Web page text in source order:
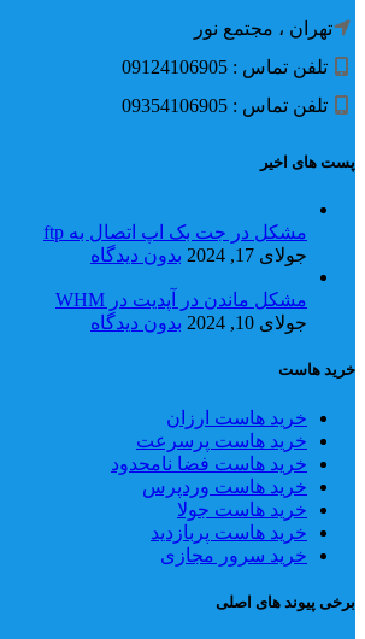
تهران ، مجتمع نور
تلفن تماس : 09124106905
تلفن تماس : 09354106905
پست های اخیر
مشکل در جت بک اپ اتصال به ftp
جولای 17, 2024
بدون دیدگاه
مشکل ماندن در آپدیت در WHM
جولای 10, 2024
بدون دیدگاه
خرید هاست
خرید هاست ارزان
خرید هاست پرسرعت
خرید هاست فضا نامحدود
خرید هاست وردپرس
خرید هاست جولا
خرید هاست پربازدید
خرید سرور مجازی
برخی پیوند های اصلی